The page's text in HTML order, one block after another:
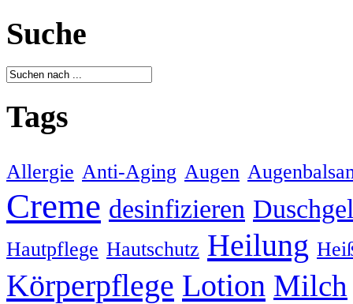
Suche
Tags
Allergie Anti-Aging Augen
Creme desinfizieren Duschgel
Hautpflege Hautschutz Heilung
Körperpflege Lotion Milch